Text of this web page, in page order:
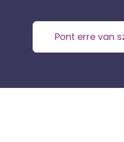
Pont erre van